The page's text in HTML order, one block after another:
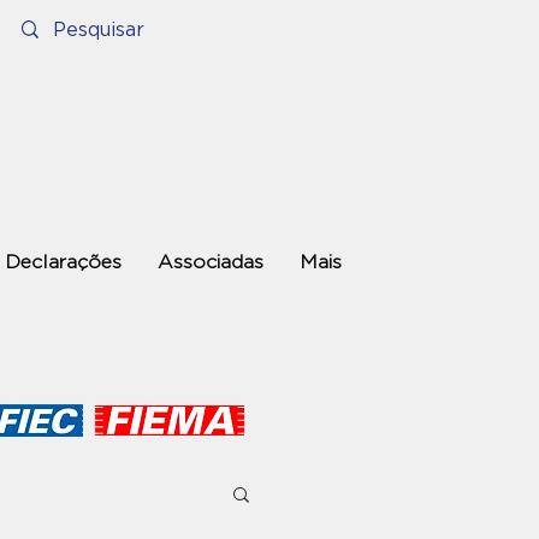
Declarações Associadas Mais